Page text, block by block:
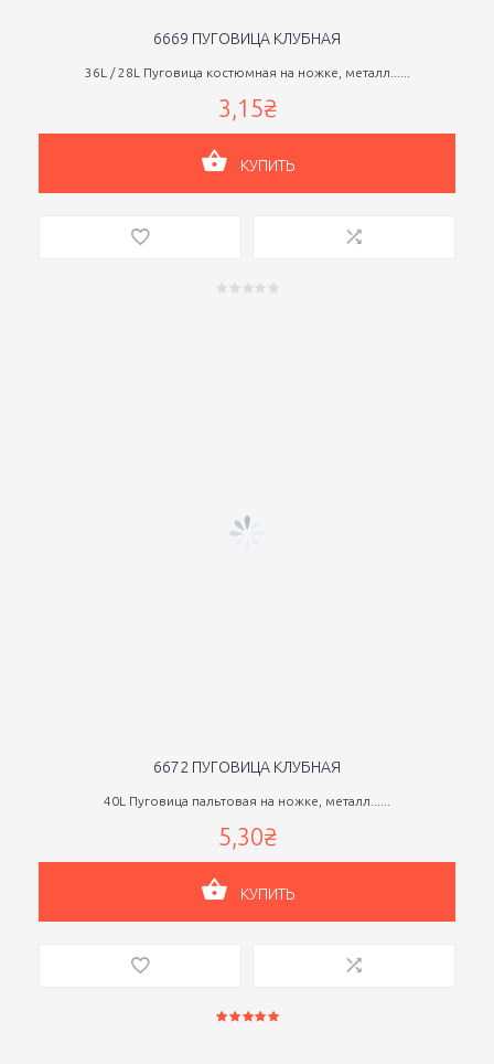
6669 ПУГОВИЦА КЛУБНАЯ
36L / 28L Пуговица костюмная на ножке, металл......
3,15₴
КУПИТЬ
6672 ПУГОВИЦА КЛУБНАЯ
40L Пуговица пальтовая на ножке, металл......
5,30₴
КУПИТЬ